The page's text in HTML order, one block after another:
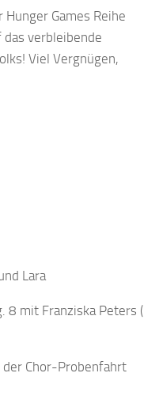
Games Reihe
das verbleibende
Viel Vergnügen,
Lara
8 mit Franziska Peters (
der Chor-Probenfahrt